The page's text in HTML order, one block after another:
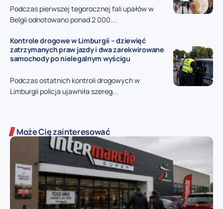
Podczas pierwszej tegorocznej fali upałów w
Belgii odnotowano ponad 2 000...
Kontrole drogowe w Limburgii – dziewięć
zatrzymanych praw jazdy i dwa zarekwirowane
samochody po nielegalnym wyścigu
Podczas ostatnich kontroli drogowych w
Limburgii policja ujawniła szereg...
Może Cię zainteresować